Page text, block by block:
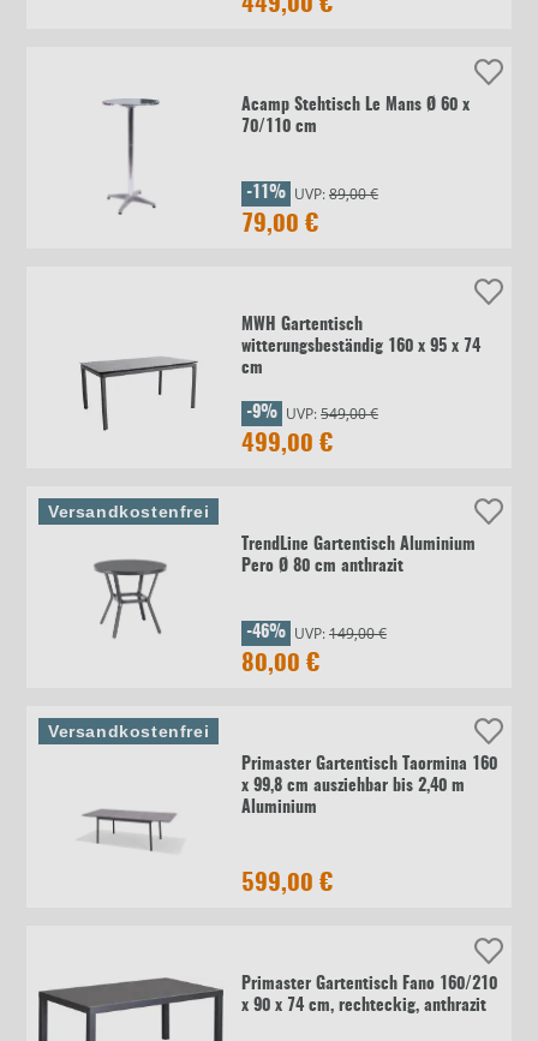
449,00 €
Acamp Stehtisch Le Mans Ø 60 x
70/110 cm
-11% UVP:89,00 €
79,00 €
MWH Gartentisch
witterungsbeständig 160 x 95 x 74
cm
-9% UVP:549,00 €
499,00 €
TrendLine Gartentisch Aluminium
Pero Ø 80 cm anthrazit
-46% UVP:149,00 €
80,00 €
Versandkostenfrei
Primaster Gartentisch Taormina 160
x 99,8 cm ausziehbar bis 2,40 m
Aluminium
599,00 €
Versandkostenfrei
Primaster Gartentisch Fano 160/210
x 90 x 74 cm, rechteckig, anthrazit